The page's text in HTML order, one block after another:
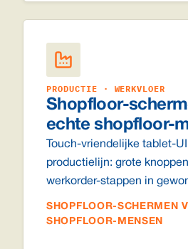
PRODUCTIE · WERKVLOER
Shopfloor-
echte shopfloor-
Touch-vriendelijke tablet-
productielijn: grote
werkorder-stappen in
SHOPFLOOR-SCHERMEN
SHOPFLOOR-MENSEN